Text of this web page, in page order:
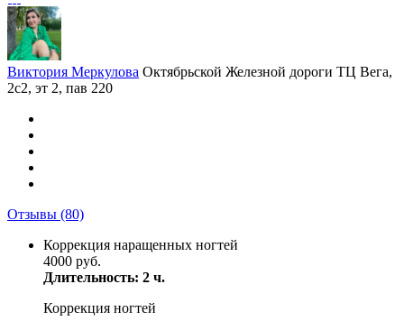
Виктория Меркулова Октябрьской Железной дороги ТЦ Вега,
2с2, эт 2, пав 220
Отзывы (80)
Коррекция наращенных ногтей
4000 руб.
Длительность: 2 ч.
Коррекция ногтей